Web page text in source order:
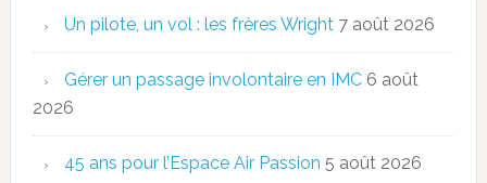
Un pilote, un vol : les frères Wright 7 août 2026
Gérer un passage involontaire en IMC 6 août
2026
45 ans pour l’Espace Air Passion 5 août 2026